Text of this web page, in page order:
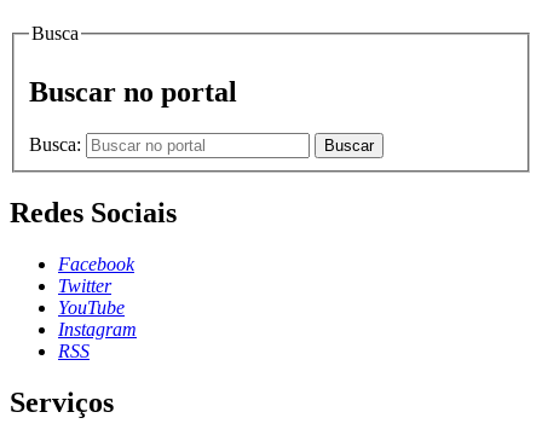
Busca
Buscar no portal
Busca: Buscar
Redes Sociais
Facebook
Twitter
YouTube
Instagram
RSS
Serviços